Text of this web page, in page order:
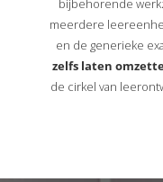
bijbehorende
meerdere
en de generieke
zelfs laten
de cirkel van